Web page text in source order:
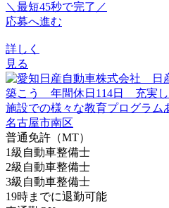
＼最短45秒で完了／
応募へ進む
詳しく
見る
普通免許（MT）
1級自動車整備士
2級自動車整備士
3級自動車整備士
19時までに退勤可能